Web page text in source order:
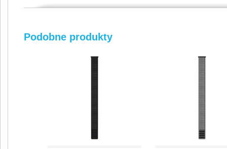
Producent / Importer
Al. Jerozolimskie 181
Podobne produkty